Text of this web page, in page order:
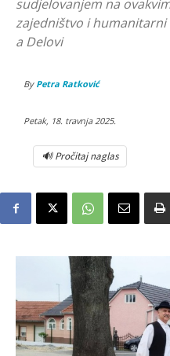
sudjelovanjem na
zajedništvo i humanitarni
a Delovi
By Petra Ratković
Petak, 18. travnja 2025.
🔊 Pročitaj naglas